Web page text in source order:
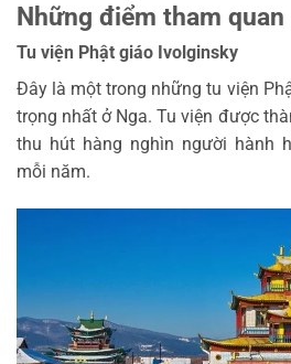
Những điểm tham quan
Tu viện Phật giáo Ivolginsky
Đây là một trong những tu viện
trọng nhất ở Nga. Tu viện được
thu hút hàng nghìn người hành
mỗi năm.